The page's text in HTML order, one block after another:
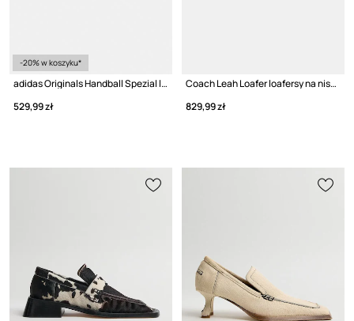
-20% w koszyku*
adidas Originals Handball Spezial loafersy damskie zamszowe
529,99 zł
Coach Leah Loafer loafersy na niskim obcasie damskie skórzane
829,99 zł